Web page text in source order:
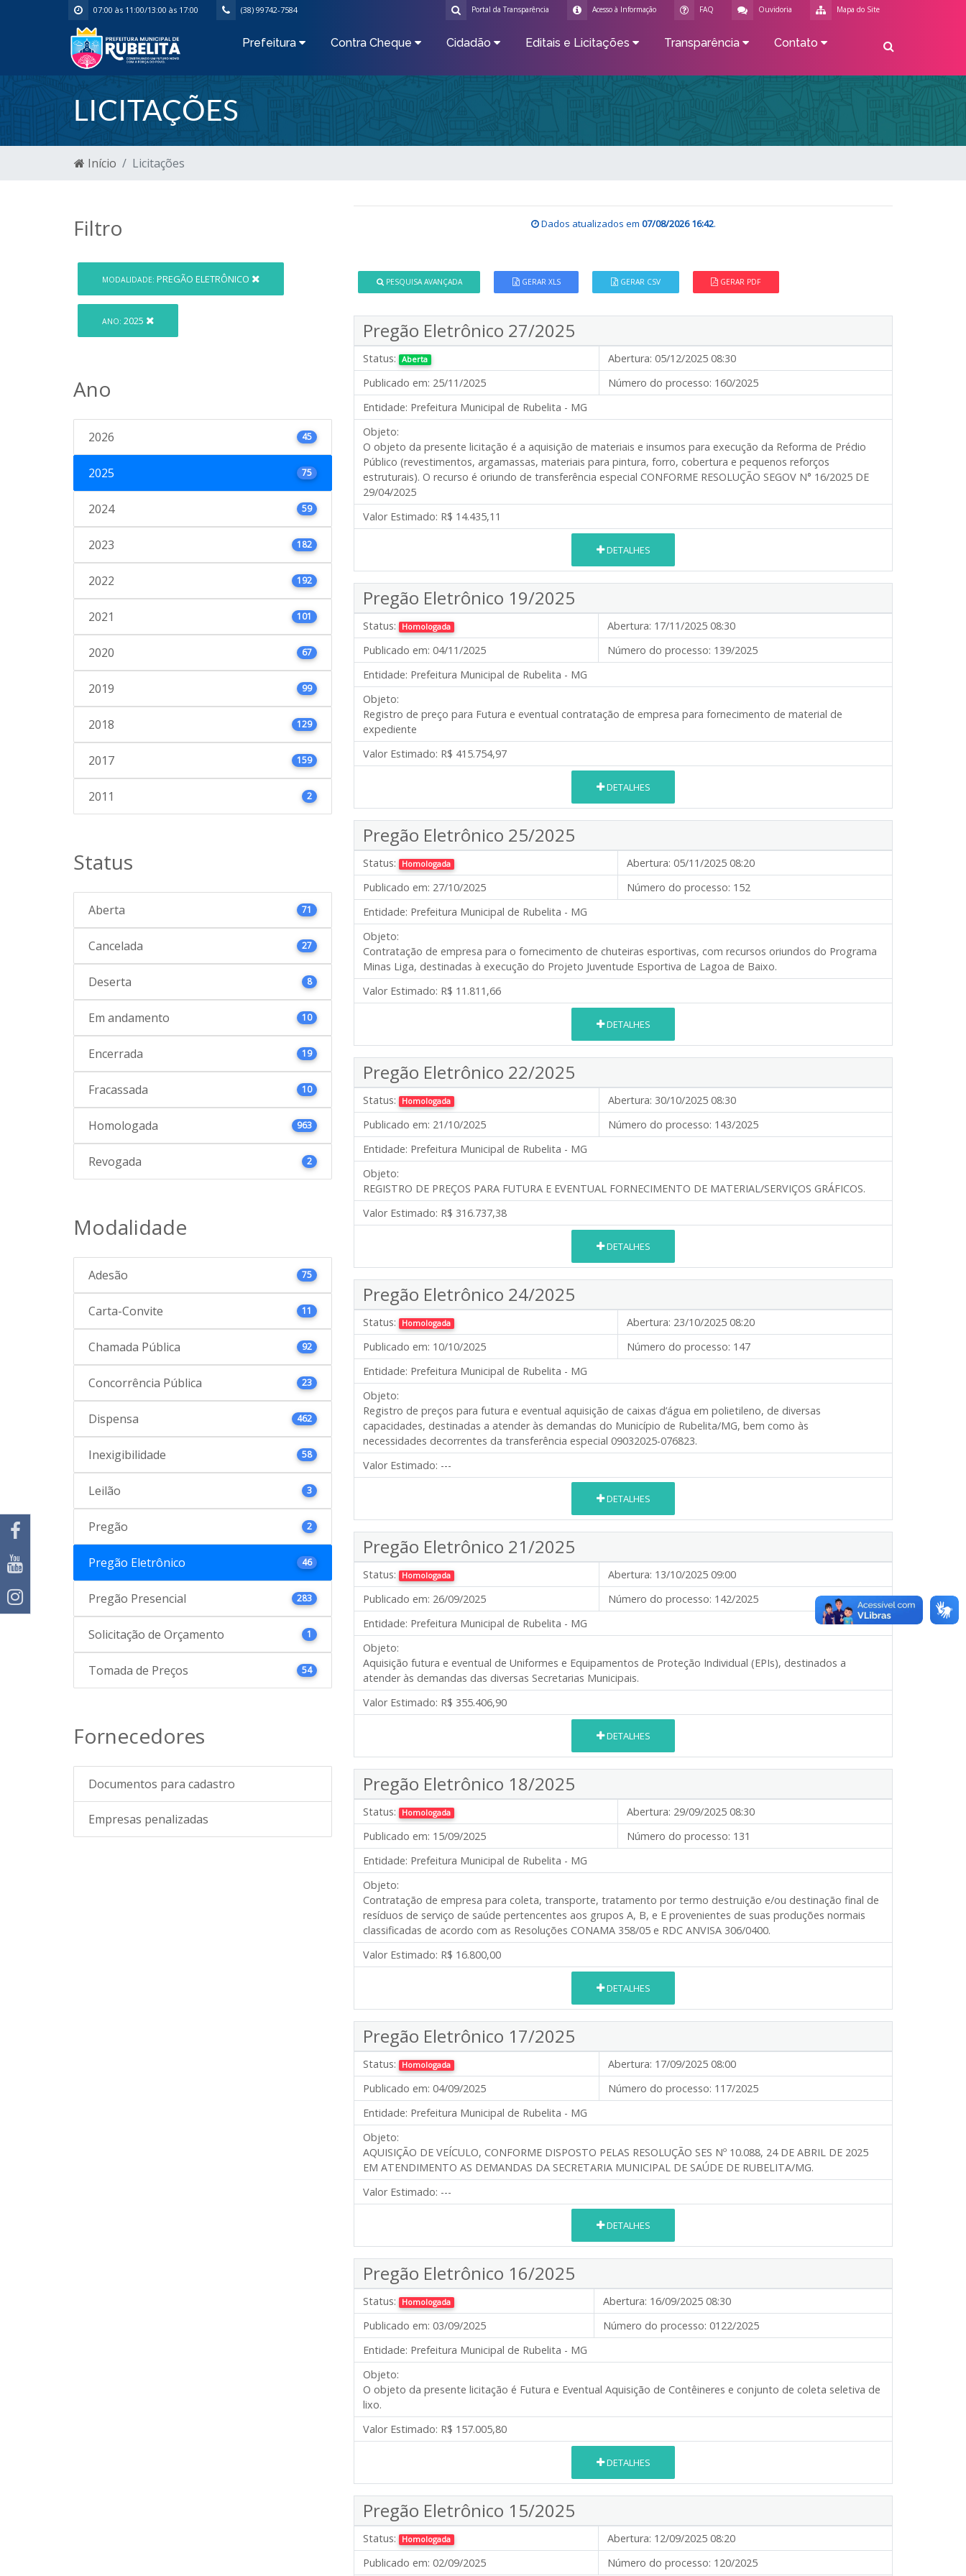
07:00 às 11:00/13:00 às 17:00 (38) 99742-7584 Mapa do Site
Ouvidoria
FAQ
Acesso à Informação
Portal da Transparência
Prefeitura Contra Cheque Cidadão Editais e Licitações Transparência Contato
LICITAÇÕES
Início Licitações
Filtro
MODALIDADE: PREGÃO ELETRÔNICO
ANO: 2025
Ano
2026 45
2025 75
2024 59
2023 182
2022 192
2021 101
2020 67
2019 99
2018 129
2017 159
2011 2
Status
Aberta 71
Cancelada 27
Deserta 8
Em andamento 10
Encerrada 19
Fracassada 10
Homologada 963
Revogada 2
Modalidade
Adesão 75
Carta-Convite 11
Chamada Pública 92
Concorrência Pública 23
Dispensa 462
Inexigibilidade 58
Leilão 3
Pregão 2
Pregão Eletrônico 46
Pregão Presencial 283
Solicitação de Orçamento 1
Tomada de Preços 54
Fornecedores
Documentos para cadastro
Empresas penalizadas
Dados atualizados em 07/08/2026 16:42.
PESQUISA AVANÇADA GERAR XLS GERAR CSV GERAR PDF
Pregão Eletrônico 27/2025
Status: Aberta Abertura: 05/12/2025 08:30
Publicado em: 25/11/2025 Número do processo: 160/2025
Entidade: Prefeitura Municipal de Rubelita - MG
Objeto:
O objeto da presente licitação é a aquisição de materiais e insumos para execução da Reforma de Prédio
Público (revestimentos, argamassas, materiais para pintura, forro, cobertura e pequenos reforços
estruturais). O recurso é oriundo de transferência especial CONFORME RESOLUÇÃO SEGOV N° 16/2025 DE
29/04/2025
Valor Estimado: R$ 14.435,11
DETALHES
Pregão Eletrônico 19/2025
Status: Homologada Abertura: 17/11/2025 08:30
Publicado em: 04/11/2025 Número do processo: 139/2025
Entidade: Prefeitura Municipal de Rubelita - MG
Objeto:
Registro de preço para Futura e eventual contratação de empresa para fornecimento de material de
expediente
Valor Estimado: R$ 415.754,97
DETALHES
Pregão Eletrônico 25/2025
Status: Homologada Abertura: 05/11/2025 08:20
Publicado em: 27/10/2025 Número do processo: 152
Entidade: Prefeitura Municipal de Rubelita - MG
Objeto:
Contratação de empresa para o fornecimento de chuteiras esportivas, com recursos oriundos do Programa
Minas Liga, destinadas à execução do Projeto Juventude Esportiva de Lagoa de Baixo.
Valor Estimado: R$ 11.811,66
DETALHES
Pregão Eletrônico 22/2025
Status: Homologada Abertura: 30/10/2025 08:30
Publicado em: 21/10/2025 Número do processo: 143/2025
Entidade: Prefeitura Municipal de Rubelita - MG
Objeto:
REGISTRO DE PREÇOS PARA FUTURA E EVENTUAL FORNECIMENTO DE MATERIAL/SERVIÇOS GRÁFICOS.
Valor Estimado: R$ 316.737,38
DETALHES
Pregão Eletrônico 24/2025
Status: Homologada Abertura: 23/10/2025 08:20
Publicado em: 10/10/2025 Número do processo: 147
Entidade: Prefeitura Municipal de Rubelita - MG
Objeto:
Registro de preços para futura e eventual aquisição de caixas d’água em polietileno, de diversas
capacidades, destinadas a atender às demandas do Município de Rubelita/MG, bem como às
necessidades decorrentes da transferência especial 09032025-076823.
Valor Estimado: ---
DETALHES
Pregão Eletrônico 21/2025
Status: Homologada Abertura: 13/10/2025 09:00
Publicado em: 26/09/2025 Número do processo: 142/2025
Entidade: Prefeitura Municipal de Rubelita - MG
Objeto:
Aquisição futura e eventual de Uniformes e Equipamentos de Proteção Individual (EPIs), destinados a
atender às demandas das diversas Secretarias Municipais.
Valor Estimado: R$ 355.406,90
DETALHES
Pregão Eletrônico 18/2025
Status: Homologada Abertura: 29/09/2025 08:30
Publicado em: 15/09/2025 Número do processo: 131
Entidade: Prefeitura Municipal de Rubelita - MG
Objeto:
Contratação de empresa para coleta, transporte, tratamento por termo destruição e/ou destinação final de
resíduos de serviço de saúde pertencentes aos grupos A, B, e E provenientes de suas produções normais
classificadas de acordo com as Resoluções CONAMA 358/05 e RDC ANVISA 306/0400.
Valor Estimado: R$ 16.800,00
DETALHES
Pregão Eletrônico 17/2025
Status: Homologada Abertura: 17/09/2025 08:00
Publicado em: 04/09/2025 Número do processo: 117/2025
Entidade: Prefeitura Municipal de Rubelita - MG
Objeto:
AQUISIÇÃO DE VEÍCULO, CONFORME DISPOSTO PELAS RESOLUÇÃO SES Nº 10.088, 24 DE ABRIL DE 2025
EM ATENDIMENTO AS DEMANDAS DA SECRETARIA MUNICIPAL DE SAÚDE DE RUBELITA/MG.
Valor Estimado: ---
DETALHES
Pregão Eletrônico 16/2025
Status: Homologada Abertura: 16/09/2025 08:30
Publicado em: 03/09/2025 Número do processo: 0122/2025
Entidade: Prefeitura Municipal de Rubelita - MG
Objeto:
O objeto da presente licitação é Futura e Eventual Aquisição de Contêineres e conjunto de coleta seletiva de
lixo.
Valor Estimado: R$ 157.005,80
DETALHES
Pregão Eletrônico 15/2025
Status: Homologada Abertura: 12/09/2025 08:20
Publicado em: 02/09/2025 Número do processo: 120/2025